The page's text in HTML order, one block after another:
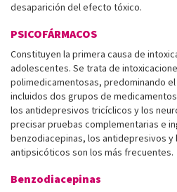
desaparición del efecto tóxico.
PSICOFÁRMACOS
Constituyen la primera causa de
adolescentes. Se trata de
polimedicamentosas, predominando
incluidos dos grupos de
los antidepresivos tricíclicos y los
precisar pruebas complementarias e
benzodiacepinas, los antidepresivos
antipsicóticos son los más frecuentes.
Benzodiacepinas